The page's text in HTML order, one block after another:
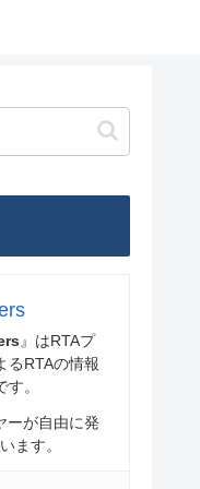
』はRTAプ
るRTAの情報
。
ーが自由に発
ます。